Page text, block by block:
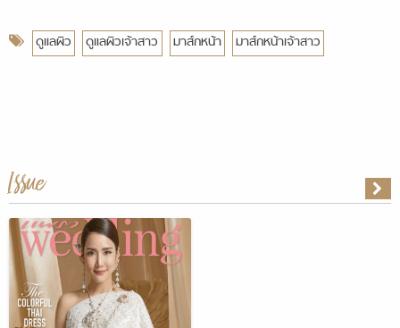
ดูแลผิว ดูแลผิวเจ้าสาว มาส์กหน้า มาส์กหน้าเจ้าสาว
Issue